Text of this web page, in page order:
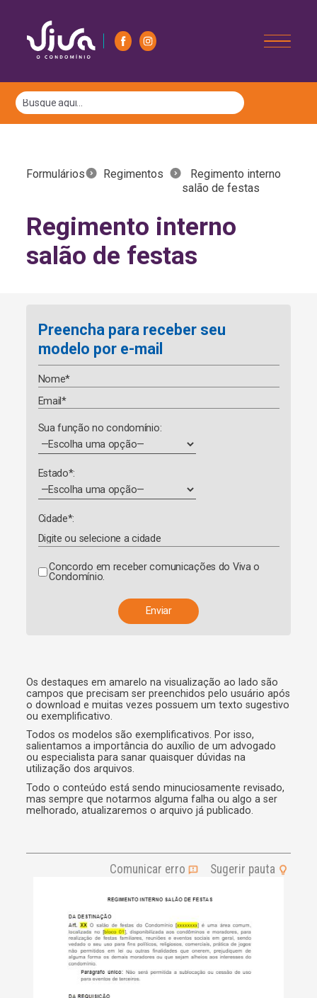
Formulários Regimentos
Regimento interno
salão de festas
Regimento interno
salão de festas
Preencha para receber seu
modelo por e-mail
Sua função no condomínio:
Estado*:
Cidade*:
Concordo em receber comunicações do Viva o
Condomínio.
r
n
a
i
v
e
:
Os destaques em amarelo na visualização ao lado são
campos que precisam ser preenchidos pelo usuário após
o download e muitas vezes possuem um texto sugestivo
ou exemplificativo.
Todos os modelos são exemplificativos. Por isso,
salientamos a importância do auxílio de um advogado
ou especialista para sanar quaisquer dúvidas na
utilização dos arquivos.
Todo o conteúdo está sendo minuciosamente revisado,
mas sempre que notarmos alguma falha ou algo a ser
melhorado, atualizaremos o arquivo já publicado.
Comunicar erro Sugerir pauta